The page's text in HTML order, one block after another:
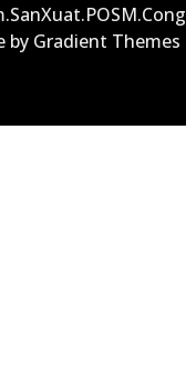
by Gradient